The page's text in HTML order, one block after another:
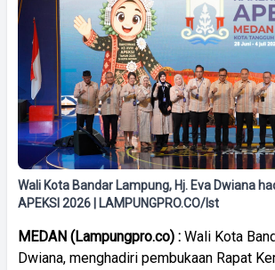
Wali Kota Bandar Lampung, Hj. Eva Dwiana
APEKSI 2026 | LAMPUNGPRO.CO/Ist
MEDAN (Lampungpro.co) : Wali Kota
Dwiana, menghadiri pembukaan Rapat